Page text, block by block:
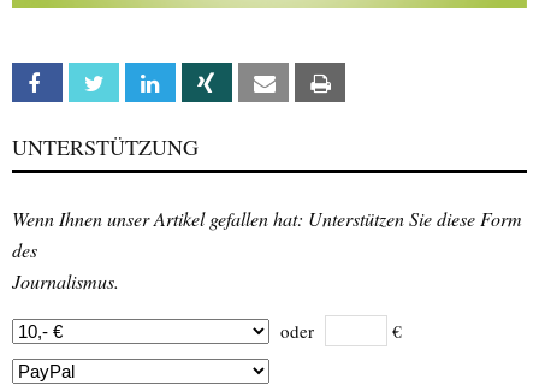
Facebook Twitter Linkedin Xing Email
UNTERSTÜTZUNG
Wenn Ihnen unser Artikel gefallen hat: Unterstützen Sie diese Form
des
Journalismus.
oder €